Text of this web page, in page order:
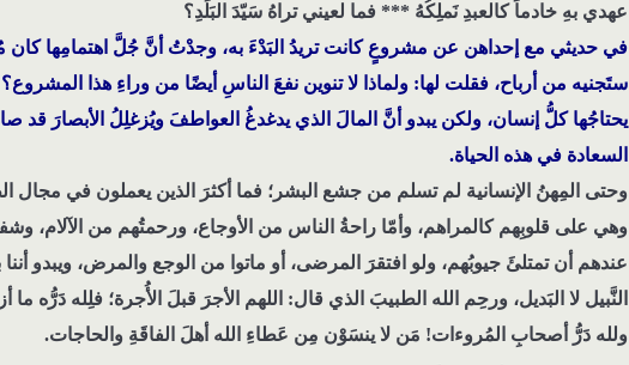
عهدي بهِ خادماً كالعبدِ نَملِكُهُ *** فما لعيني تراهُ سَيّدَ البَلَدِ؟
في حديثي مع إحداهن عن مشروعٍ كانت تريدُ البَدْءَ به، وجدْتُ أنَّ جُلَّ اهتمامِها كان
ستَجنيه من أرباح، فقلت لها: ولماذا لا تنوين نفعَ الناسِ أيضًا من وراءِ هذا
يحتاجُها كلُّ إنسان، ولكن يبدو أنَّ المالَ الذي يدغدغُ العواطفَ ويُزغلِلُ الأبصارَ قد
السعادة في هذه الحياة.
وحتى المِهنُ الإنسانية لم تسلم من جشع البشر؛ فما أكثرَ الذين يعملون في مجال
وهي على قلوبِهم كالمراهم، وأمّا راحةُ الناس من الأوجاع، ورحمتُهم من الآلام،
عندهم أن تمتلئَ جيوبُهم، ولو افتقرَ المرضى، أو ماتوا من الوجع والمرض، ويبدو
النَّبيل لا البَديل، ورحِم الله الطبيبَ الذي قال: اللهم الأجرَ قبلَ الأُجرة؛ فلِله دَرُّه
ولله دَرُّ أصحابِ المُروءات! مَن لا ينسَوْن مِن عَطاءِ الله أهلَ الفاقَةِ والحاجات.